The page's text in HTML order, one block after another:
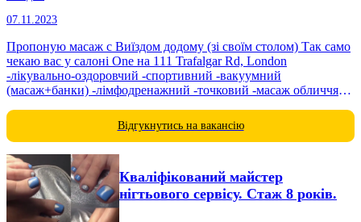
07.11.2023
Пропоную масаж c Виїздом додому (зі своїм столом) Так само
чекаю вас у салоні One на 111 Trafalgar Rd, London
-лікувально-оздоровчий -спортивний -вакуумний
(масаж+банки) -лімфодренажний -точковий -масаж обличчя
обговорюється. Подбайте...Відгукнутись на вакансію
Кваліфікований майстер
нігтьового сервісу. Стаж 8 років.